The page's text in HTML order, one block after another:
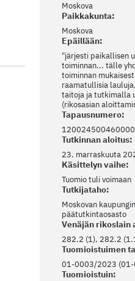
Moskova
Paikkakunta:
Moskova
Epäillään:
"järjesti paikallisen
toiminnan... tälle
toiminnan
raamatullisia
taitoja ja tutkimalla
(rikosasian
Tapausnumero:
Tutkinnan aloitus:
23. marraskuuta
Käsittelyn vaihe:
Tuomio tuli voimaan
Tutkijataho:
Moskovan
päätutkintaosasto
Venäjän rikoslain
282.2 (1), 282.2
Tuomioistuimen
01-0003/2023
Tuomioistuin: